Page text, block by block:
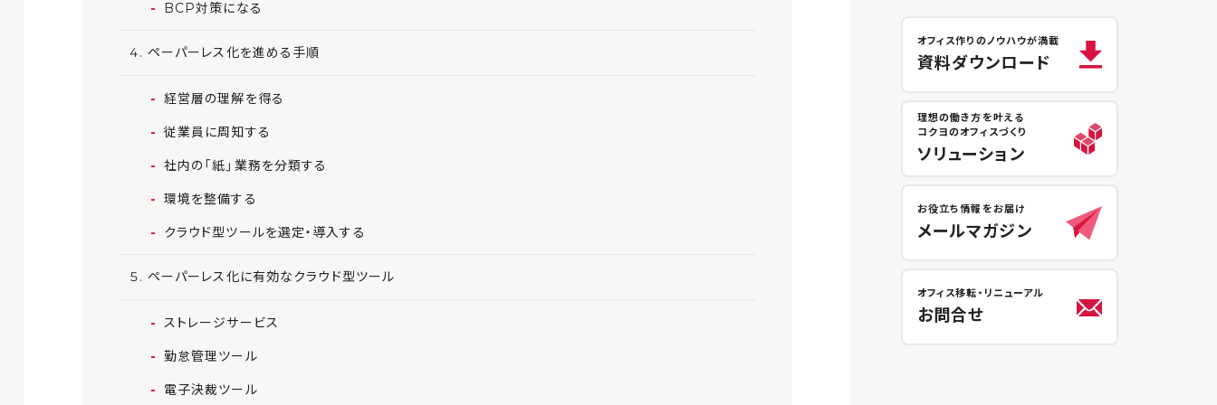
BCP対策になる
ペーパーレス化を進める手順
経営層の理解を得る
従業員に周知する
社内の「紙」業務を分類する
環境を整備する
クラウド型ツールを選定・導入する
ペーパーレス化に有効なクラウド型ツール
ストレージサービス
勤怠管理ツール
電子決裁ツール
オフィス作りのノウハウが満載
資料ダウンロード
理想の働き方を叶える
コクヨのオフィスづくり
ソリューション
お役立ち情報をお届け
メールマガジン
オフィス移転・リニューアル
お問合せ